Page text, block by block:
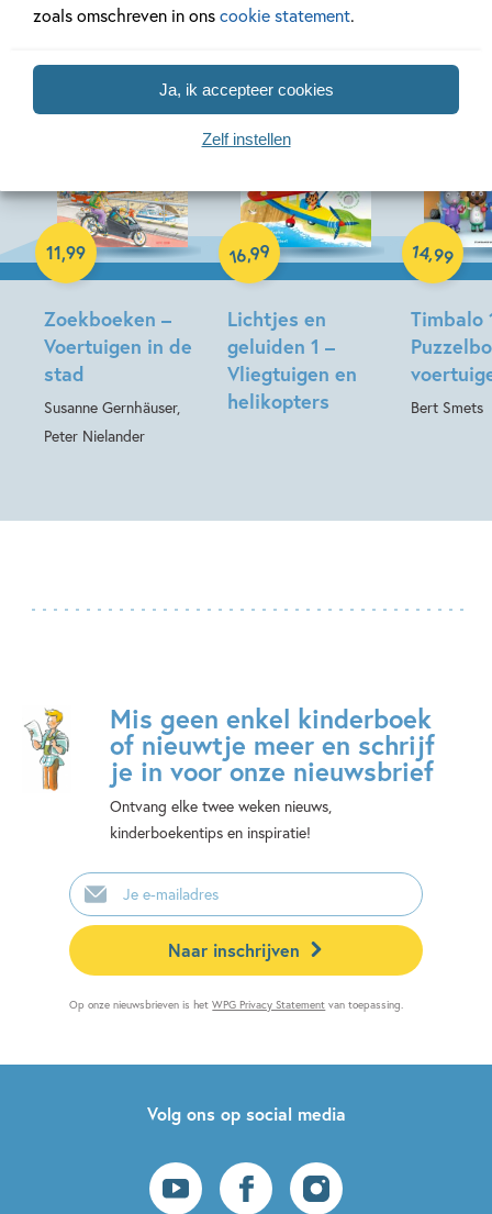
zoals omschreven in onscookie statement.
Ja, ik accepteer cookies
Zelf instellen
Zoekboeken –
Voertuigen in de
stad
Susanne Gernhäuser,
Peter Nielander
11,99
Hardcover
Lichtjes en
geluiden 1 –
Vliegtuigen en
helikopters
16,99
Hardcover
Timbalo
Bert Smets
14,99
Hardcover
Mis geen enkel kinderboek
of nieuwtje meer en schrijf
je in voor onze nieuwsbrief
Ontvang elke twee weken nieuws,
kinderboekentips en inspiratie!
E-
mailadres
Naar inschrijven
Op onze nieuwsbrieven is hetWPG Privacy Statement van toepassing.
Volg ons op social media